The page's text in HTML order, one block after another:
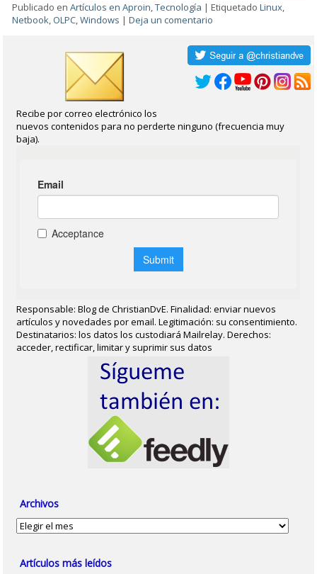
Publicado en Artículos en Aproin,Tecnología |Etiquetado Linux,
Netbook, OLPC,Windows |Deja un comentario
Recibe por correo electrónico los
nuevos contenidos para no perderte ninguno (frecuencia muy
baja).
Responsable: Blog de ChristianDvE. Finalidad: enviar nuevos
artículos y novedades por email. Legitimación: su consentimiento.
Destinatarios: los datos los custodiará Mailrelay. Derechos:
acceder, rectificar, limitar y suprimir sus datos
Archivos
Archivos
Artículos más leídos